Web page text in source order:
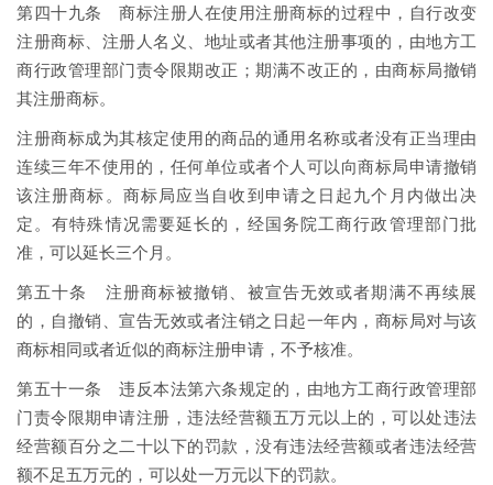
第四十九条 商标注册人在使用注册商标的过程中，自行改变
注册商标、注册人名义、地址或者其他注册事项的，由地方工
商行政管理部门责令限期改正；期满不改正的，由商标局撤销
其注册商标。
注册商标成为其核定使用的商品的通用名称或者没有正当理由
连续三年不使用的，任何单位或者个人可以向商标局申请撤销
该注册商标。商标局应当自收到申请之日起九个月内做出决
定。有特殊情况需要延长的，经国务院工商行政管理部门批
准，可以延长三个月。
第五十条 注册商标被撤销、被宣告无效或者期满不再续展
的，自撤销、宣告无效或者注销之日起一年内，商标局对与该
商标相同或者近似的商标注册申请，不予核准。
第五十一条 违反本法第六条规定的，由地方工商行政管理部
门责令限期申请注册，违法经营额五万元以上的，可以处违法
经营额百分之二十以下的罚款，没有违法经营额或者违法经营
额不足五万元的，可以处一万元以下的罚款。